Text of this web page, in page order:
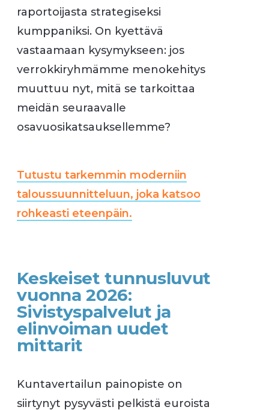
raportoijasta strategiseksi
kumppaniksi. On kyettävä
vastaamaan kysymykseen: jos
verrokkiryhmämme menokehitys
muuttuu nyt, mitä se tarkoittaa
meidän seuraavalle
osavuosikatsauksellemme?
Tutustu tarkemmin moderniin
taloussuunnitteluun, joka katsoo
rohkeasti eteenpäin.
Keskeiset tunnusluvut
vuonna 2026:
Sivistyspalvelut ja
elinvoiman uudet
mittarit
Kuntavertailun painopiste on
siirtynyt pysyvästi pelkistä euroista